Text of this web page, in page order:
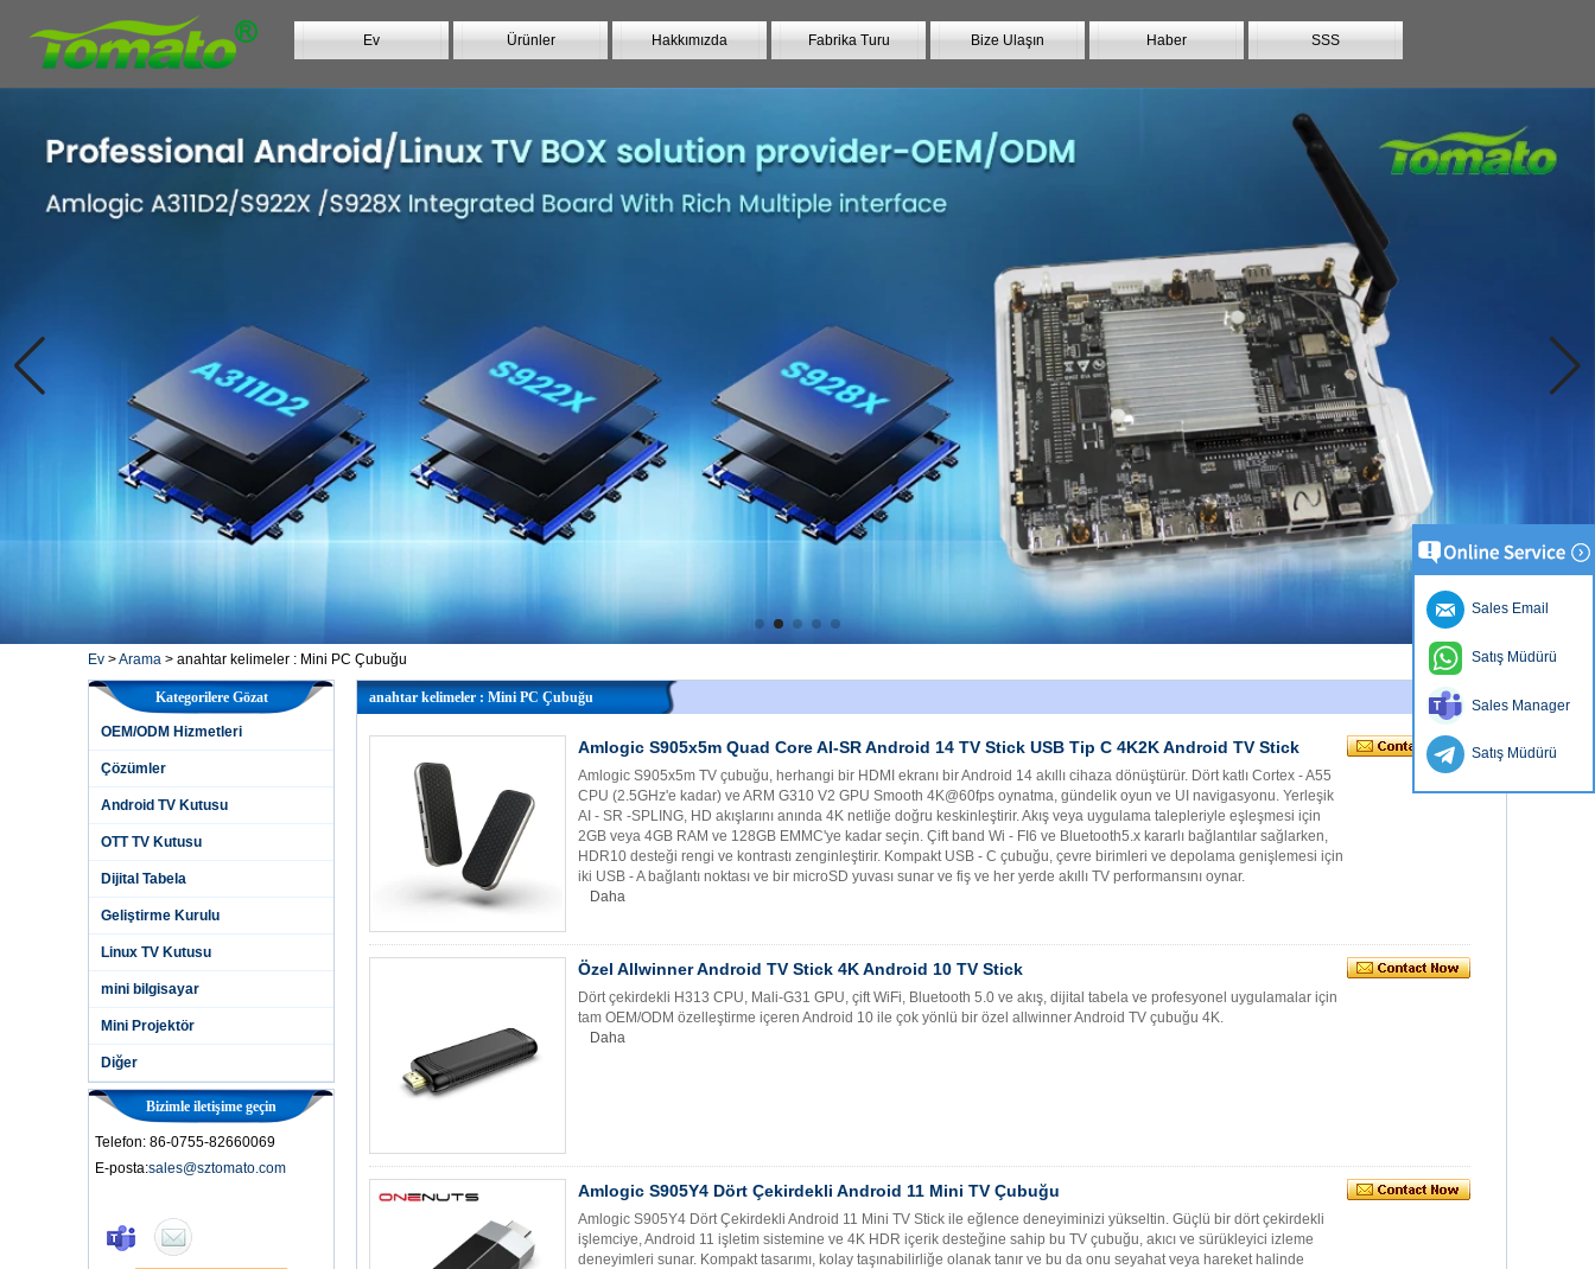
Ev Ürünler Hakkımızda Fabrika Turu Bize Ulaşın Haber SSS
Ev >Arama > anahtar kelimeler : Mini PC Çubuğu
Kategorilere Gözat
OEM/ODM Hizmetleri
Çözümler
Android TV Kutusu
OTT TV Kutusu
Dijital Tabela
Geliştirme Kurulu
Linux TV Kutusu
mini bilgisayar
Mini Projektör
Diğer
Bizimle iletişime geçin
Telefon: 86-0755-82660069
E-posta:sales@sztomato.com
anahtar kelimeler : Mini PC Çubuğu
Amlogic S905x5m Quad Core AI-SR Android 14 TV Stick USB Tip C 4K2K Android TV Stick
Amlogic S905x5m TV çubuğu, herhangi bir HDMI ekranı bir Android 14 akıllı cihaza dönüştürür. Dört katlı Cortex - A55
CPU (2.5GHz'e kadar) ve ARM G310 V2 GPU Smooth 4K@60fps oynatma, gündelik oyun ve UI navigasyonu. Yerleşik
AI - SR -SPLING, HD akışlarını anında 4K netliğe doğru keskinleştirir. Akış veya uygulama talepleriyle eşleşmesi için
2GB veya 4GB RAM ve 128GB EMMC'ye kadar seçin. Çift band Wi - FI6 ve Bluetooth5.x kararlı bağlantılar sağlarken,
HDR10 desteği rengi ve kontrastı zenginleştirir. Kompakt USB - C çubuğu, çevre birimleri ve depolama genişlemesi için
iki USB - A bağlantı noktası ve bir microSD yuvası sunar ve fiş ve her yerde akıllı TV performansını oynar.
Daha
Özel Allwinner Android TV Stick 4K Android 10 TV Stick
Dört çekirdekli H313 CPU, Mali-G31 GPU, çift WiFi, Bluetooth 5.0 ve akış, dijital tabela ve profesyonel uygulamalar için
tam OEM/ODM özelleştirme içeren Android 10 ile çok yönlü bir özel allwinner Android TV çubuğu 4K.
Daha
Amlogic S905Y4 Dört Çekirdekli Android 11 Mini TV Çubuğu
Amlogic S905Y4 Dört Çekirdekli Android 11 Mini TV Stick ile eğlence deneyiminizi yükseltin. Güçlü bir dört çekirdekli
işlemciye, Android 11 işletim sistemine ve 4K HDR içerik desteğine sahip bu TV çubuğu, akıcı ve sürükleyici izleme
deneyimleri sunar. Kompakt tasarımı, kolay taşınabilirliğe olanak tanır ve bu da onu seyahat veya hareket halinde
Sales Email
Satış Müdürü
Sales Manager
Satış Müdürü